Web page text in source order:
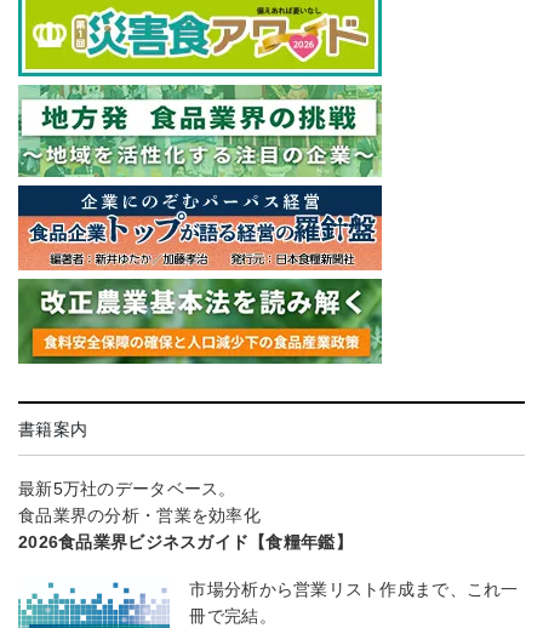
書籍案内
最新5万社のデータベース。
食品業界の分析・営業を効率化
2026食品業界ビジネスガイド【食糧年鑑】
市場分析から営業リスト作成まで、これ一
冊で完結。